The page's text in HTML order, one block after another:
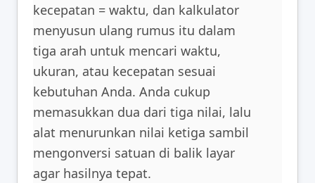
kecepatan = waktu, dan kalkulator
menyusun ulang rumus itu dalam
tiga arah untuk mencari waktu,
ukuran, atau kecepatan sesuai
kebutuhan Anda. Anda cukup
memasukkan dua dari tiga nilai, lalu
alat menurunkan nilai ketiga sambil
mengonversi satuan di balik layar
agar hasilnya tepat.